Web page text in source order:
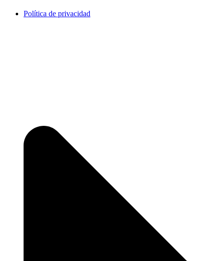
Política de privacidad